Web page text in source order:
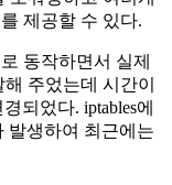
제공할 수 있다.
동작하면서 실제
주었는데 시간이
되었다. iptables에
발생하여 최근에는